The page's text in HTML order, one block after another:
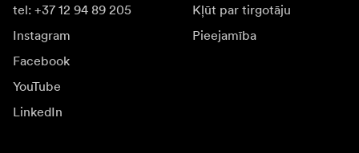
tel: +37 12 94 89 205
Instagram
Facebook
YouTube
LinkedIn
Kļūt par tirgotāju
Pieejamība